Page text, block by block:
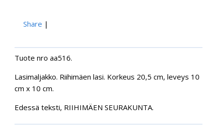
Share |
Tuote nro aa516.
Lasimaljakko. Riihimäen lasi. Korkeus 20,5 cm, leveys 10
cm x 10 cm.
Edessä teksti, RIIHIMÄEN SEURAKUNTA.